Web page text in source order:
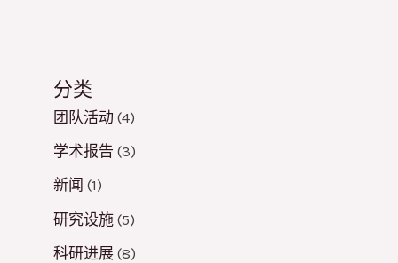
分类
团队活动 (4)
学术报告 (3)
新闻 (1)
研究设施 (5)
科研进展 (8)